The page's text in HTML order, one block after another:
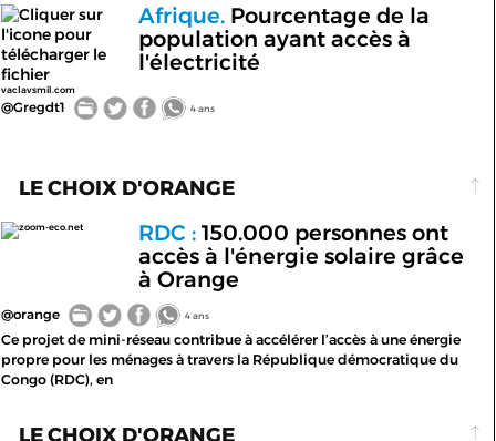
vaclavsmil.com
Afrique.Pourcentage de la
population ayant accès à
l'électricité
@Gregdt1 4 ans
LE CHOIX D'ORANGE
zoom-eco.net RDC :150.000 personnes ont
accès à l'énergie solaire grâce
à Orange
@orange 4 ans
Ce projet de mini-réseau contribue à accélérer l’accès à une énergie
propre pour les ménages à travers la République démocratique du
Congo (RDC), en
LE CHOIX D'ORANGE